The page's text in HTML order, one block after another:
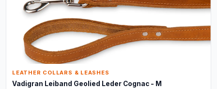
LEATHER COLLARS & LEASHES
Vadigran Leiband Geolied Leder Cognac - M